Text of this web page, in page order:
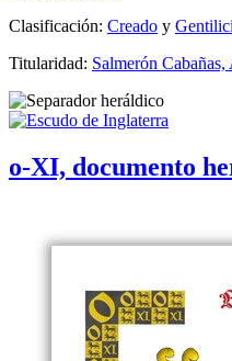
Clasificación: Creado y
Titularidad: Salmerón
o-XI, documento